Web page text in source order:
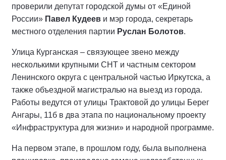
проверили депутат городской думы от «Единой
России» Павел Кудеев и мэр города, секретарь
местного отделения партии Руслан Болотов.
Улица Курганская – связующее звено между
несколькими крупными СНТ и частным сектором
Ленинского округа с центральной частью Иркутска, а
также объездной магистралью на выезд из города.
Работы ведутся от улицы Трактовой до улицы Берег
Ангары, 11б в два этапа по национальному проекту
«Инфраструктура для жизни» и народной программе.
На первом этапе, в прошлом году, была выполнена